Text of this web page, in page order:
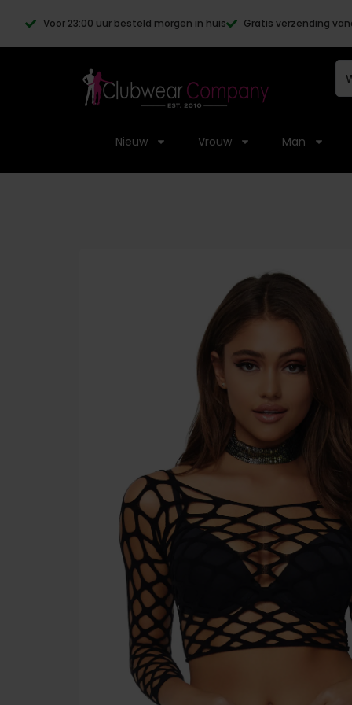
Voor 23:00 uur besteld morgen in huis Gratis verzending
Nieuw Vrouw Man